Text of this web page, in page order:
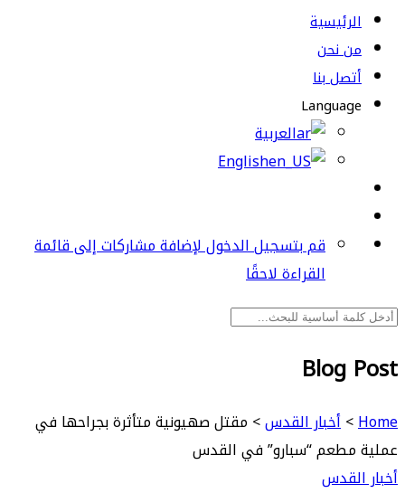
الرئيسية
من نحن
أتصل بنا
Language
العربية
English
قم بتسجيل الدخول لإضافة مشاركات إلى قائمة
القراءة لاحقًا
Blog Post
Home
>أخبار القدس> مقتل صهيونية متأثرة بجراحها في
عملية مطعم “سبارو” في القدس
أخبار القدس